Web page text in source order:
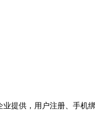
提供，用户注册、手机